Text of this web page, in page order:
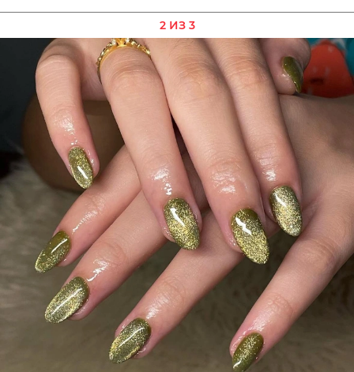
2 ИЗ 3